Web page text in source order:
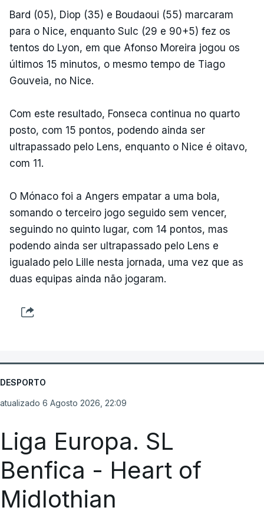
Bard (05), Diop (35) e Boudaoui (55) marcaram
para o Nice, enquanto Sulc (29 e 90+5) fez os
tentos do Lyon, em que Afonso Moreira jogou os
últimos 15 minutos, o mesmo tempo de Tiago
Gouveia, no Nice.
Com este resultado, Fonseca continua no quarto
posto, com 15 pontos, podendo ainda ser
ultrapassado pelo Lens, enquanto o Nice é oitavo,
com 11.
O Mónaco foi a Angers empatar a uma bola,
somando o terceiro jogo seguido sem vencer,
seguindo no quinto lugar, com 14 pontos, mas
podendo ainda ser ultrapassado pelo Lens e
igualado pelo Lille nesta jornada, uma vez que as
duas equipas ainda não jogaram.
DESPORTO
atualizado 6 Agosto 2026, 22:09
Liga Europa. SL
Benfica - Heart of
Midlothian